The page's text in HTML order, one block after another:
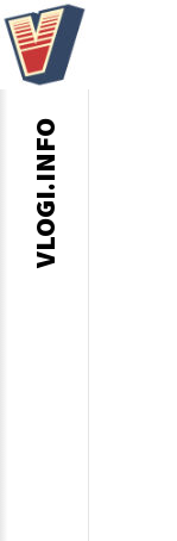
VLOGI.INFO